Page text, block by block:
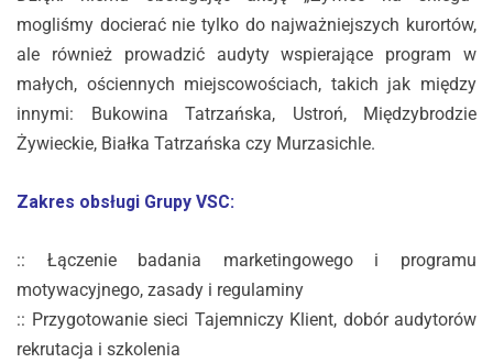
mogliśmy docierać nie tylko do najważniejszych kurortów,
ale również prowadzić audyty wspierające program w
małych, ościennych miejscowościach, takich jak między
innymi: Bukowina Tatrzańska, Ustroń, Międzybrodzie
Żywieckie, Białka Tatrzańska czy Murzasichle.
Zakres obsługi Grupy VSC:
:: Łączenie badania marketingowego i programu
motywacyjnego, zasady i regulaminy
:: Przygotowanie sieci Tajemniczy Klient, dobór audytorów
rekrutacja i szkolenia